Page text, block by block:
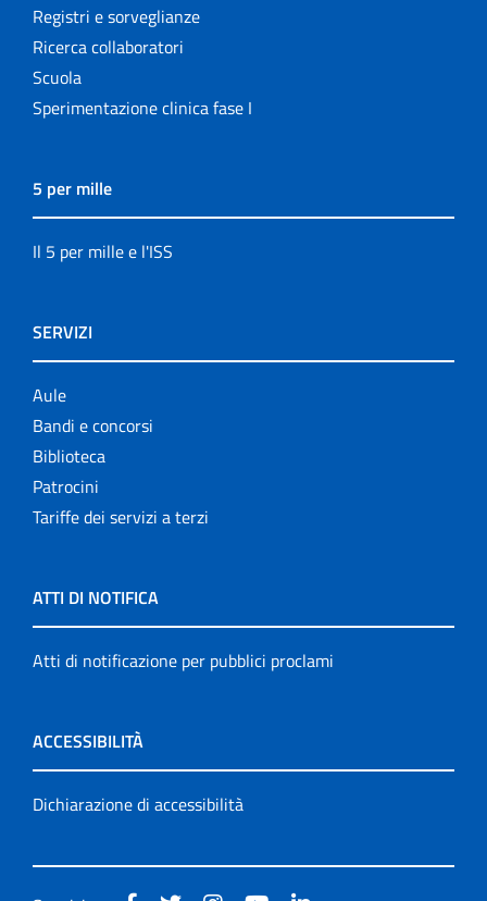
Registri e sorveglianze
Ricerca collaboratori
Scuola
Sperimentazione clinica fase I
5 per mille
Il 5 per mille e l'ISS
SERVIZI
Aule
Bandi e concorsi
Biblioteca
Patrocini
Tariffe dei servizi a terzi
ATTI DI NOTIFICA
Atti di notificazione per pubblici proclami
ACCESSIBILITÀ
Dichiarazione di accessibilità